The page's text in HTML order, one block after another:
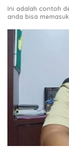
Ini adalah contoh
anda bisa